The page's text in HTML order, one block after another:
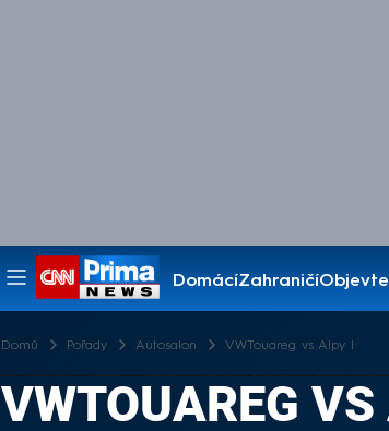
DomácíZahraničí
Pořady
Domů Pořady Autosalon VWTouareg vs Alpy I
VWTOUAREG